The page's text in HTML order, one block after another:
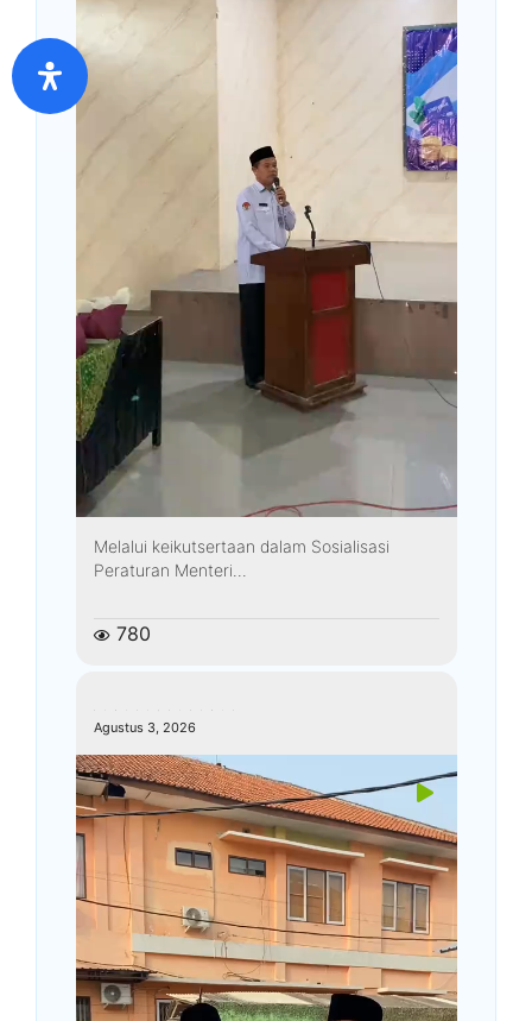
Melalui keikutsertaan dalam Sosialisasi
Peraturan Menteri...
780
Agustus 3, 2026